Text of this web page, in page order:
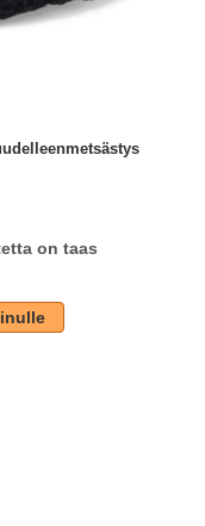
on taas